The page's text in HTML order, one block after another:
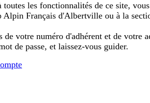
toutes les fonctionnalités de ce site,
Alpin Français d'Albertville ou à la
de votre numéro d'adhérent et de votre
de passe, et laissez-vous guider.